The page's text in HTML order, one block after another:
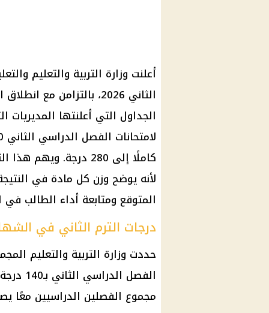
أعلنت وزارة التربية والتعليم
الجداول التي أعلنتها
كاملًا إلى 280 درجة.
لأنه يوضح وزن كل مادة في
المتوقع ومتابعة أداء الطالب في
درجات الترم الثاني في
حددت وزارة التربية والتعليم
الفصل
مجموع الفصلين الدراسيين معًا يصل إلى